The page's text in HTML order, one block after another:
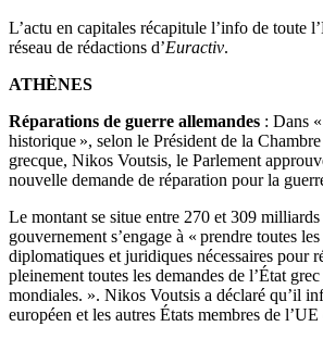
L’actu en capitales récapitule l’info de toute
réseau de rédactions d’Euractiv.
ATHÈNES
Réparations de guerre allemandes : Dans
historique », selon le Président de la Chambre
grecque, Nikos Voutsis, le Parlement
nouvelle demande de réparation pour la
Le montant se situe entre 270 et 309 milliards
gouvernement s’engage à « prendre toutes
diplomatiques et juridiques nécessaires pour
pleinement toutes les demandes de l’État
mondiales. ». Nikos Voutsis a déclaré qu’il
européen et les autres États membres de